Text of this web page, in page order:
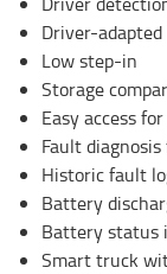
Driver-
Low step-in
Storage
Easy access
Fault
Historic fault
Battery
Battery status
Smart truck